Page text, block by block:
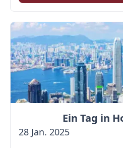
Ein Tag in
28 Jan. 2025